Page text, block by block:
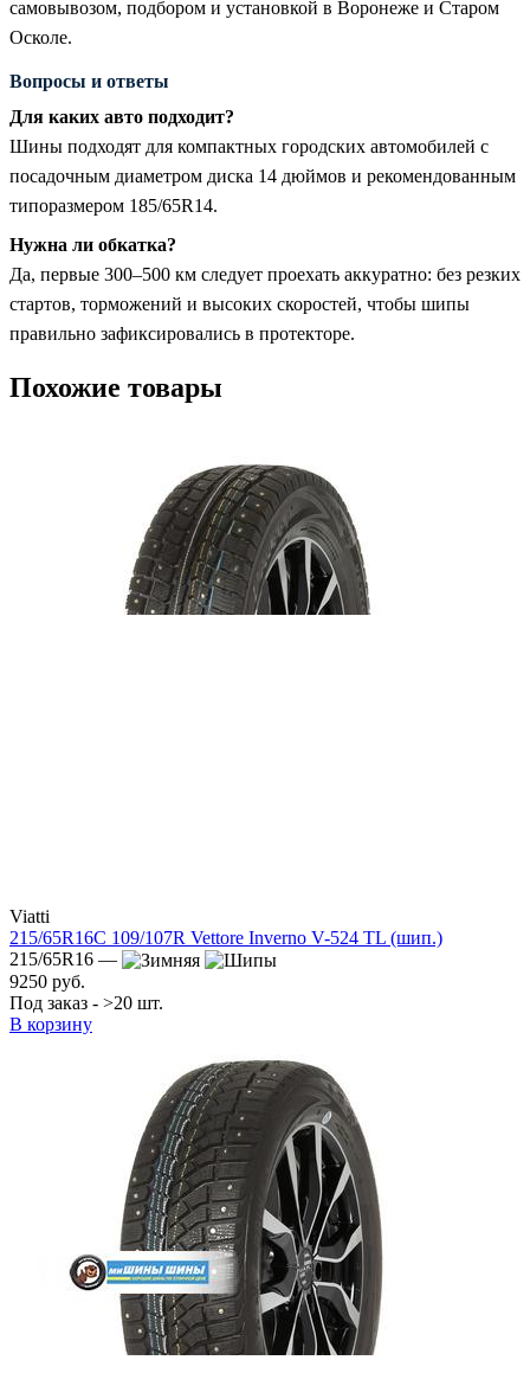
самовывозом, подбором и установкой в Воронеже и Старом
Осколе.
Вопросы и ответы
Для каких авто подходит?
Шины подходят для компактных городских автомобилей с
посадочным диаметром диска 14 дюймов и рекомендованным
типоразмером 185/65R14.
Нужна ли обкатка?
Да, первые 300–500 км следует проехать аккуратно: без резких
стартов, торможений и высоких скоростей, чтобы шипы
правильно зафиксировались в протекторе.
Похожие товары
Viatti
215/65R16C 109/107R Vettore Inverno V-524 TL (шип.)
215/65R16 —
9250 руб.
Под заказ - >20 шт.
В корзину